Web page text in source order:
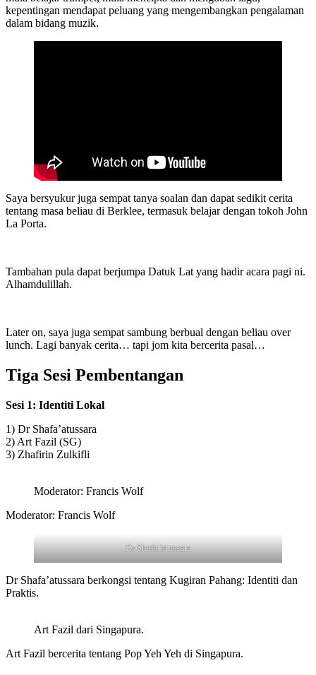
kepentingan mendapat peluang yang mengembangkan pengalaman
dalam bidang muzik.
Saya bersyukur juga sempat tanya soalan dan dapat sedikit cerita
tentang masa beliau di Berklee, termasuk belajar dengan tokoh John
La Porta.
Tambahan pula dapat berjumpa Datuk Lat yang hadir acara pagi ni.
Alhamdulillah.
Later on, saya juga sempat sambung berbual dengan beliau over
lunch. Lagi banyak cerita… tapi jom kita bercerita pasal…
Tiga Sesi Pembentangan
Sesi 1: Identiti Lokal
1) Dr Shafa’atussara
2) Art Fazil (SG)
3) Zhafirin Zulkifli
Moderator: Francis Wolf
Moderator: Francis Wolf
Dr Shafa’atussara
Dr Shafa’atussara berkongsi tentang Kugiran Pahang: Identiti dan
Praktis.
Art Fazil dari Singapura.
Art Fazil bercerita tentang Pop Yeh Yeh di Singapura.